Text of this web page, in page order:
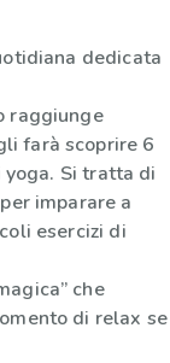
dedicata
raggiunge
farà scoprire 6
Si tratta di
imparare a
esercizi di
che
di relax se